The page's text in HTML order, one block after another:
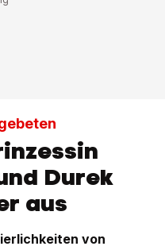
Durek
aus
von